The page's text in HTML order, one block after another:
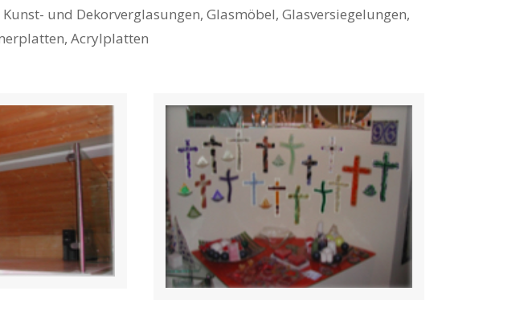
und Dekorverglasungen, Glasmöbel, Glasversiegelungen,
Acrylplatten